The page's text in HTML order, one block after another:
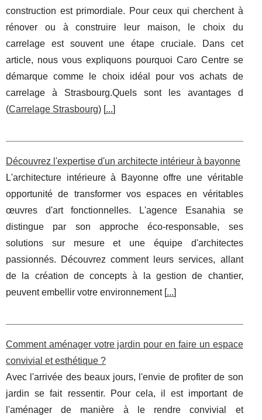
construction est primordiale. Pour ceux qui cherchent à
rénover ou à construire leur maison, le choix du
carrelage est souvent une étape cruciale. Dans cet
article, nous vous expliquons pourquoi Caro Centre se
démarque comme le choix idéal pour vos achats de
carrelage à Strasbourg.Quels sont les avantages d
(Carrelage Strasbourg) [...]
Découvrez l'expertise d'un architecte intérieur à bayonne
L'architecture intérieure à Bayonne offre une véritable
opportunité de transformer vos espaces en véritables
œuvres d'art fonctionnelles. L'agence Esanahia se
distingue par son approche éco-responsable, ses
solutions sur mesure et une équipe d'architectes
passionnés. Découvrez comment leurs services, allant
de la création de concepts à la gestion de chantier,
peuvent embellir votre environnement [...]
Comment aménager votre jardin pour en faire un espace
convivial et esthétique ?
Avec l'arrivée des beaux jours, l'envie de profiter de son
jardin se fait ressentir. Pour cela, il est important de
l'aménager de manière à le rendre convivial et